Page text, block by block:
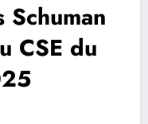
Schuman
CSE du